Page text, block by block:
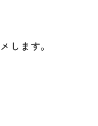
します。